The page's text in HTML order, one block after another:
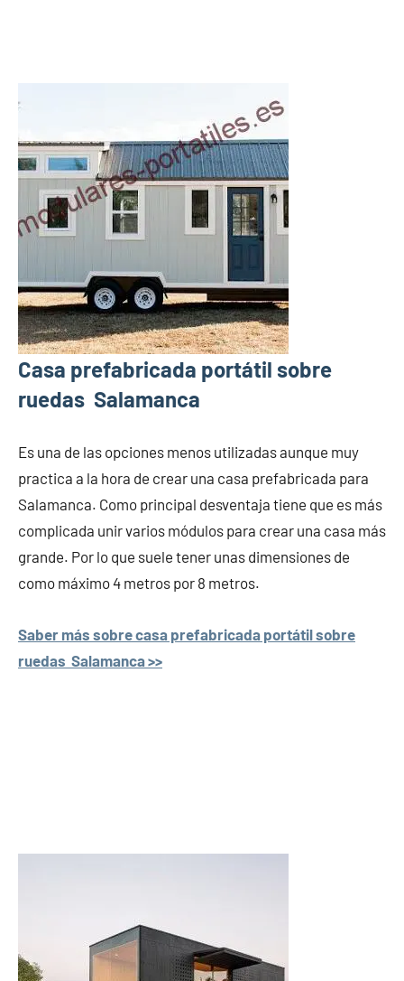
Casa prefabricada portátil sobre
ruedas Salamanca
Es una de las opciones menos utilizadas aunque muy
practica a la hora de crear una casa prefabricada para
Salamanca. Como principal desventaja tiene que es más
complicada unir varios módulos para crear una casa más
grande. Por lo que suele tener unas dimensiones de
como máximo 4 metros por 8 metros.
Saber más sobre casa prefabricada portátil sobre
ruedas Salamanca >>